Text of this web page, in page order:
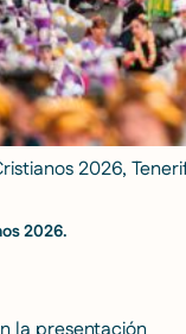
2026,
2026.